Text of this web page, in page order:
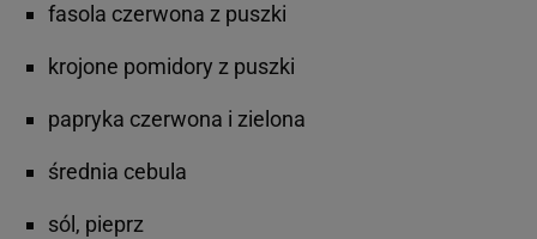
fasola czerwona z puszki
krojone pomidory z puszki
papryka czerwona i zielona
średnia cebula
sól, pieprz